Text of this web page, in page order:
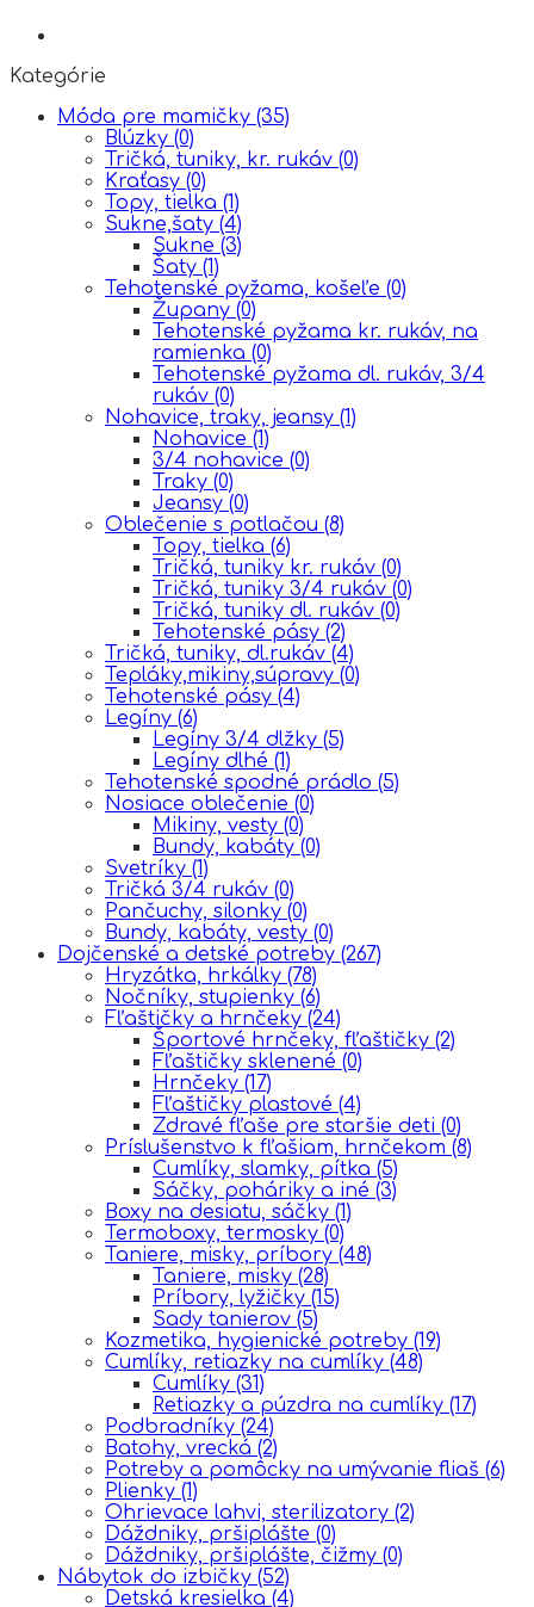
Kategórie
Móda pre mamičky (35)
Blúzky (0)
Tričká, tuniky, kr. rukáv (0)
Kraťasy (0)
Topy, tielka (1)
Sukne,šaty (4)
Sukne (3)
Šaty (1)
Tehotenské pyžama, košeľe (0)
Župany (0)
Tehotenské pyžama kr. rukáv, na
ramienka (0)
Tehotenské pyžama dl. rukáv, 3/4
rukáv (0)
Nohavice, traky, jeansy (1)
Nohavice (1)
3/4 nohavice (0)
Traky (0)
Jeansy (0)
Oblečenie s potlačou (8)
Topy, tielka (6)
Tričká, tuniky kr. rukáv (0)
Tričká, tuniky 3/4 rukáv (0)
Tričká, tuniky dl. rukáv (0)
Tehotenské pásy (2)
Tričká, tuniky, dl.rukáv (4)
Tepláky,mikiny,súpravy (0)
Tehotenské pásy (4)
Legíny (6)
Legíny 3/4 dlžky (5)
Legíny dlhé (1)
Tehotenské spodné prádlo (5)
Nosiace oblečenie (0)
Mikiny, vesty (0)
Bundy, kabáty (0)
Svetríky (1)
Tričká 3/4 rukáv (0)
Pančuchy, silonky (0)
Bundy, kabáty, vesty (0)
Dojčenské a detské potreby (267)
Hryzátka, hrkálky (78)
Nočníky, stupienky (6)
Fľaštičky a hrnčeky (24)
Športové hrnčeky, fľaštičky (2)
Fľaštičky sklenené (0)
Hrnčeky (17)
Fľaštičky plastové (4)
Zdravé fľaše pre staršie deti (0)
Príslušenstvo k fľašiam, hrnčekom (8)
Cumlíky, slamky, pítka (5)
Sáčky, poháriky a iné (3)
Boxy na desiatu, sáčky (1)
Termoboxy, termosky (0)
Taniere, misky, príbory (48)
Taniere, misky (28)
Príbory, lyžičky (15)
Sady tanierov (5)
Kozmetika, hygienické potreby (19)
Cumlíky, retiazky na cumlíky (48)
Cumlíky (31)
Retiazky a púzdra na cumlíky (17)
Podbradníky (24)
Batohy, vrecká (2)
Potreby a pomôcky na umývanie fliaš (6)
Plienky (1)
Ohrievace lahvi, sterilizatory (2)
Dáždniky, pršiplášte (0)
Dáždniky, pršiplášte, čižmy (0)
Nábytok do izbičky (52)
Detská kresielka (4)